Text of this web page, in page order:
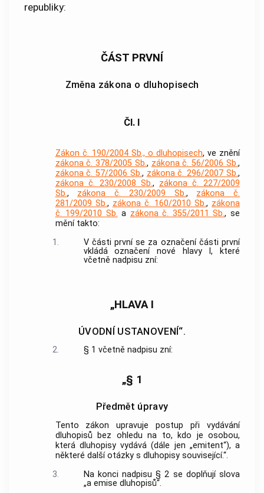
republiky:
ČÁST PRVNÍ
Změna zákona o dluhopisech
Čl. I
Zákon č. 190/2004 Sb., o dluhopisech, ve znění
zákona č. 378/2005 Sb., zákona č. 56/2006 Sb.,
zákona č. 57/2006 Sb., zákona č. 296/2007 Sb.,
zákona č. 230/2008 Sb., zákona č. 227/2009
Sb., zákona č. 230/2009 Sb., zákona č.
281/2009 Sb., zákona č. 160/2010 Sb., zákona
č. 199/2010 Sb. a zákona č. 355/2011 Sb., se
mění takto:
1.
V části první se za označení části první
vkládá označení nové hlavy I, které
včetně nadpisu zní:
„HLAVA I
ÚVODNÍ USTANOVENÍ“.
2. § 1 včetně nadpisu zní:
„§ 1
Předmět úpravy
Tento zákon upravuje postup při vydávání
dluhopisů bez ohledu na to, kdo je osobou,
která dluhopisy vydává (dále jen „emitent“), a
některé další otázky s dluhopisy související.“.
3.
Na konci nadpisu § 2 se doplňují slova
„a emise dluhopisů“.